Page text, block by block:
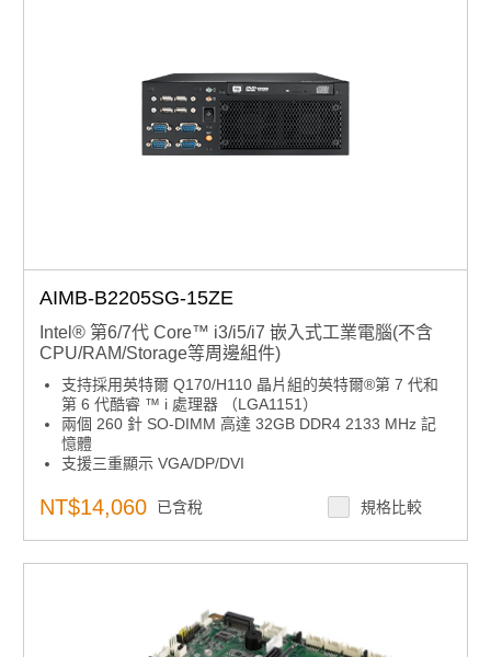
AIMB-B2205SG-15ZE
Intel® 第6/7代 Core™ i3/i5/i7 嵌入式工業電腦(不含
CPU/RAM/Storage等周邊組件)
支持採用英特爾 Q170/H110 晶片組的英特爾®第 7 代和
第 6 代酷睿 ™ i 處理器 （LGA1151）
兩個 260 針 SO-DIMM 高達 32GB DDR4 2133 MHz 記
憶體
支援三重顯示 VGA/DP/DVI
兩個抗震 2.5“ 驅動器托架
支援SUSI，WISE-DeviceOn和Edge AI Suite。
NT$14,060 已含稅 規格比較